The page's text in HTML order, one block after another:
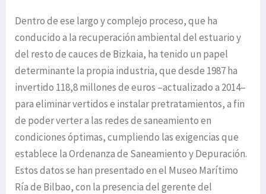
Dentro de ese largo y complejo proceso, que ha
conducido a la recuperación ambiental del estuario y
del resto de cauces de Bizkaia, ha tenido un papel
determinante la propia industria, que desde 1987 ha
invertido 118,8 millones de euros –actualizado a 2014–
para eliminar vertidos e instalar pretratamientos, a fin
de poder verter a las redes de saneamiento en
condiciones óptimas, cumpliendo las exigencias que
establece la Ordenanza de Saneamiento y Depuración.
Estos datos se han presentado en el Museo Marítimo
Ría de Bilbao, con la presencia del gerente del